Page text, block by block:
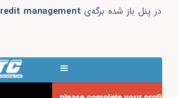
در پنل باز شده برگه‌ی management